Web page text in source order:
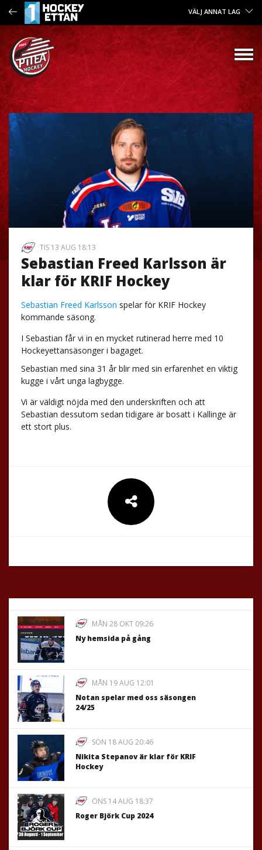
VÄLJ ANNAT LAG
TIS 13 AUG 18:13
Sebastian Freed Karlsson är
klar för KRIF Hockey
Sebastian Freed Karlsson spelar för KRIF Hockey
kommande säsong.
I Sebastian får vi in en mycket rutinerad herre med 10
Hockeyettansäsonger i bagaget.
Sebastian med sina 31 år blir med sin erfarenhet en viktig
kugge i vårt unga lagbygge.
Vi är väldigt nöjda med den underskriften och att
Sebastian dessutom sedan tidigare är bosatt i Kallinge är
ett stort plus.
MÅN 28 OKT 09:26
Ny hemsida på gång
MÅN 19 AUG 12:01
Notan spelar med oss säsongen
24/25
SÖN 18 AUG 20:46
Nikita Stepanov är klar för KRIF
Hockey
ONS 14 AUG 18:37
Roger Björk Cup 2024